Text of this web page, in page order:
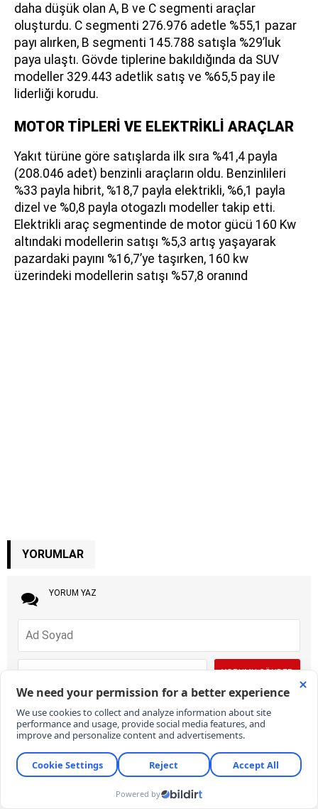
daha düşük olan A, B ve C segmenti araçlar
oluşturdu. C segmenti 276.976 adetle %55,1 pazar
payı alırken, B segmenti 145.788 satışla %29’luk
paya ulaştı. Gövde tiplerine bakıldığında da SUV
modeller 329.443 adetlik satış ve %65,5 pay ile
liderliği korudu.
MOTOR TİPLERİ VE ELEKTRİKLİ ARAÇLAR
Yakıt türüne göre satışlarda ilk sıra %41,4 payla
(208.046 adet) benzinli araçların oldu. Benzinlileri
%33 payla hibrit, %18,7 payla elektrikli, %6,1 payla
dizel ve %0,8 payla otogazlı modeller takip etti.
Elektrikli araç segmentinde de motor gücü 160 Kw
altındaki modellerin satışı %5,3 artış yaşayarak
pazardaki payını %16,7’ye taşırken, 160 kw
üzerindeki modellerin satışı %57,8 oranınd
YORUMLAR
YORUM YAZ